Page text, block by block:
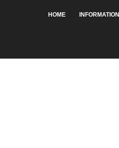
HOME INFORMATION